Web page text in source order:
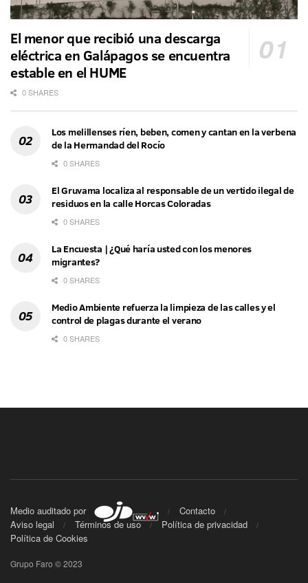
El menor que recibió una descarga
eléctrica en Galápagos se encuentra
estable en el HUME
0 SHARES
Los melillenses ríen, beben, comen y cantan en la verbena
de la Hermandad del Rocío
0 SHARES
El Gruvama localiza al responsable de un vertido ilegal de
residuos en la calle Horcas Coloradas
0 SHARES
La Encuesta | ¿Qué haría usted con los menores
migrantes?
0 SHARES
Medio Ambiente refuerza la limpieza de las calles y el
control de plagas durante el verano
0 SHARES
Medio auditado por
Contacto
Aviso legal
Términos de uso
Política de privacidad
Política de Cookies
Grupo Faro © 2023